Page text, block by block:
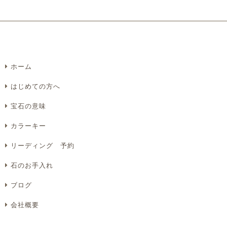
ホーム
はじめての方へ
宝石の意味
カラーキー
リーディング 予約
石のお手入れ
ブログ
会社概要